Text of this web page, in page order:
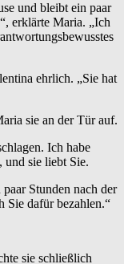
und bleibt ein paar
erklärte Maria. „Ich
ehrlich. „Sie hat
sie an der Tür auf.
Ich habe
und sie liebt Sie.
Stunden nach der
Sie dafür bezahlen.“
sie schließlich